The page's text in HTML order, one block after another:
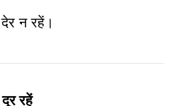
न रहें।
रहें